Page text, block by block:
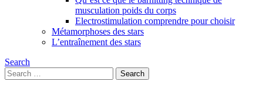
musculation poids du corps
Electrostimulation comprendre pour choisir
Métamorphoses des stars
L’entraînement des stars
Search
Search
for:
Search